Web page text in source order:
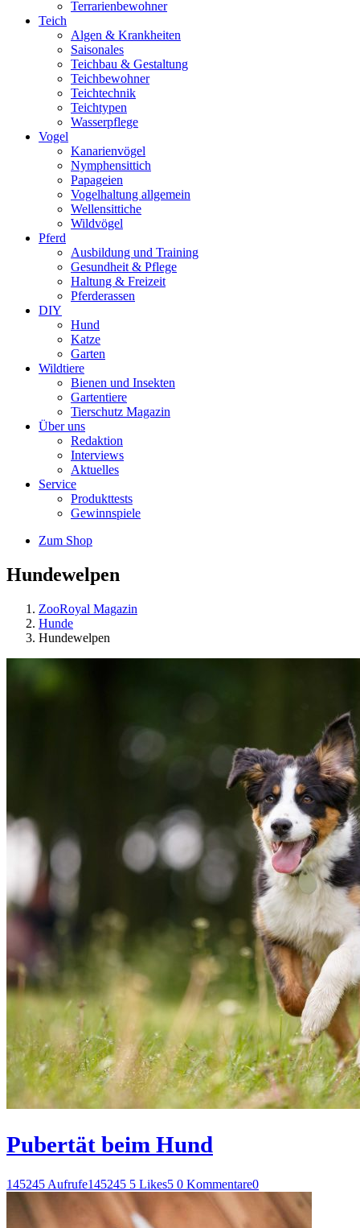
Terrarienbewohner
Teich
Algen & Krankheiten
Saisonales
Teichbau & Gestaltung
Teichbewohner
Teichtechnik
Teichtypen
Wasserpflege
Vogel
Kanarienvögel
Nymphensittich
Papageien
Vogelhaltung allgemein
Wellensittiche
Wildvögel
Pferd
Ausbildung und Training
Gesundheit & Pflege
Haltung & Freizeit
Pferderassen
DIY
Hund
Katze
Garten
Wildtiere
Bienen und Insekten
Gartentiere
Tierschutz Magazin
Über uns
Redaktion
Interviews
Aktuelles
Service
Produkttests
Gewinnspiele
Zum Shop
Hundewelpen
ZooRoyal Magazin
Hunde
Hundewelpen
Pubertät beim Hund
145245 Aufrufe145245 5 Likes5 0 Kommentare0